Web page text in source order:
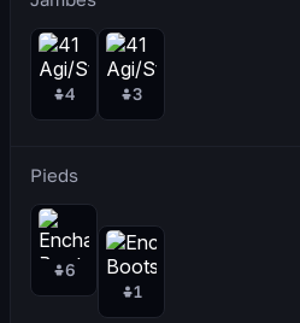
4 3
Pieds
6
1